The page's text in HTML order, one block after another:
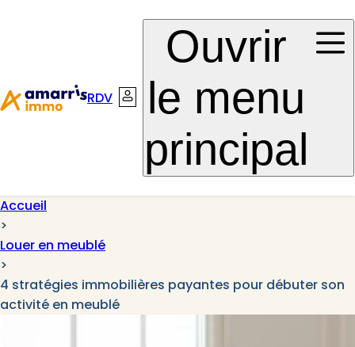
RDV
Connexion
Ouvrir
le menu
principal
Accueil
>
Louer en meublé
>
4 stratégies immobilières payantes pour débuter son
activité en meublé